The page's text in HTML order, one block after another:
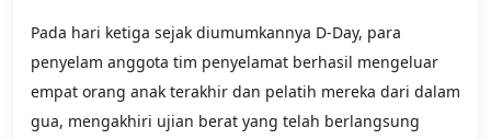
Pada hari ketiga sejak diumumkannya D-Day, para
penyelam anggota tim penyelamat berhasil mengeluar
empat orang anak terakhir dan pelatih mereka dari dalam
gua, mengakhiri ujian berat yang telah berlangsung